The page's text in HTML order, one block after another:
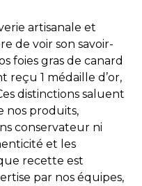
artisanale et
de voir son savoir-
foies gras de canard
reçu 1 médaille d’or,
distinctions saluent
nos produits,
conservateur ni
et les
recette est
par nos équipes,